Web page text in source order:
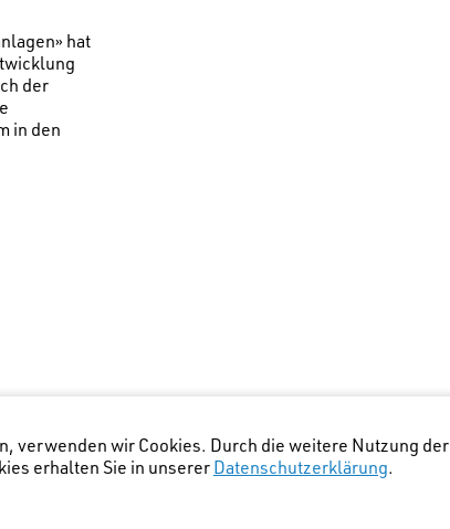
hat
der
in den
verwenden wir Cookies. Durch die weitere Nutzung der
erhalten Sie in unserer Datenschutzerklärung.